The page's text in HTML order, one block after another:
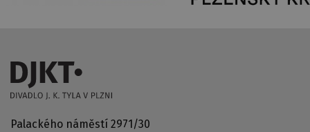
Palackého náměstí 2971/30